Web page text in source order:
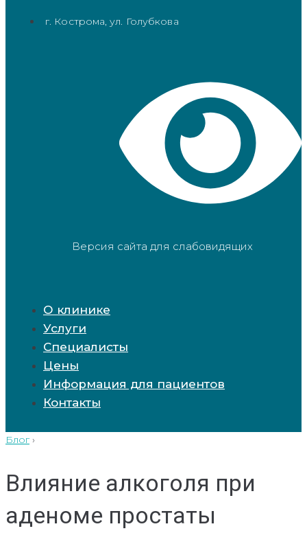
г. Кострома, ул. Голубкова
Версия сайта для слабовидящих
О клинике
Услуги
Специалисты
Цены
Информация для пациентов
Контакты
Блог ›
Влияние алкоголя при
аденоме простаты